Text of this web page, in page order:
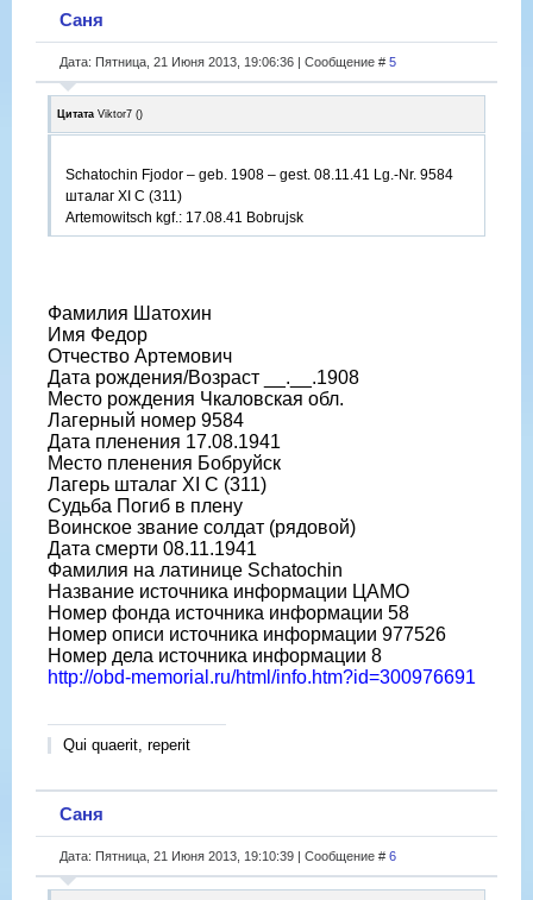
Саня
Дата: Пятница, 21 Июня 2013, 19:06:36 | Сообщение # 5
Цитата Viktor7 ()
Schatochin Fjodor – geb. 1908 – gest. 08.11.41 Lg.-Nr. 9584
шталаг XI C (311)
Artemowitsch kgf.: 17.08.41 Bobrujsk
Фамилия Шатохин
Имя Федор
Отчество Артемович
Дата рождения/Возраст __.__.1908
Место рождения Чкаловская обл.
Лагерный номер 9584
Дата пленения 17.08.1941
Место пленения Бобруйск
Лагерь шталаг XI C (311)
Судьба Погиб в плену
Воинское звание солдат (рядовой)
Дата смерти 08.11.1941
Фамилия на латинице Schatochin
Название источника информации ЦАМО
Номер фонда источника информации 58
Номер описи источника информации 977526
Номер дела источника информации 8
http://obd-memorial.ru/html/info.htm?id=300976691
Qui quaerit, reperit
Саня
Дата: Пятница, 21 Июня 2013, 19:10:39 | Сообщение # 6